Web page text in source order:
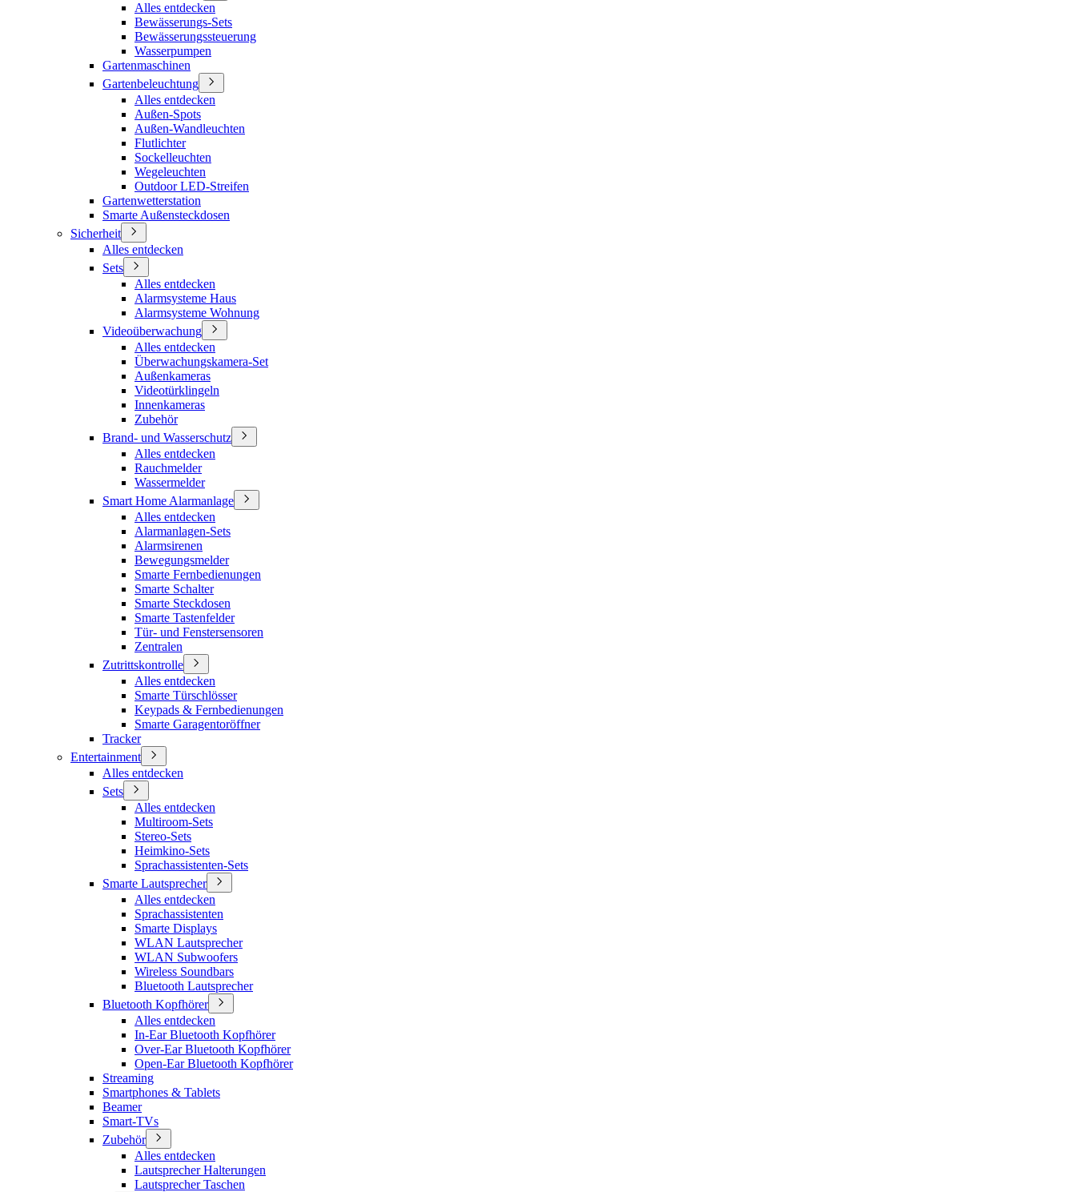
Alles entdecken
Bewässerungs-Sets
Bewässerungssteuerung
Wasserpumpen
Gartenmaschinen
Gartenbeleuchtung
Alles entdecken
Außen-Spots
Außen-Wandleuchten
Flutlichter
Sockelleuchten
Wegeleuchten
Outdoor LED-Streifen
Gartenwetterstation
Smarte Außensteckdosen
Sicherheit
Alles entdecken
Sets
Alles entdecken
Alarmsysteme Haus
Alarmsysteme Wohnung
Videoüberwachung
Alles entdecken
Überwachungskamera-Set
Außenkameras
Videotürklingeln
Innenkameras
Zubehör
Brand- und Wasserschutz
Alles entdecken
Rauchmelder
Wassermelder
Smart Home Alarmanlage
Alles entdecken
Alarmanlagen-Sets
Alarmsirenen
Bewegungsmelder
Smarte Fernbedienungen
Smarte Schalter
Smarte Steckdosen
Smarte Tastenfelder
Tür- und Fenstersensoren
Zentralen
Zutrittskontrolle
Alles entdecken
Smarte Türschlösser
Keypads & Fernbedienungen
Smarte Garagentoröffner
Tracker
Entertainment
Alles entdecken
Sets
Alles entdecken
Multiroom-Sets
Stereo-Sets
Heimkino-Sets
Sprachassistenten-Sets
Smarte Lautsprecher
Alles entdecken
Sprachassistenten
Smarte Displays
WLAN Lautsprecher
WLAN Subwoofers
Wireless Soundbars
Bluetooth Lautsprecher
Bluetooth Kopfhörer
Alles entdecken
In-Ear Bluetooth Kopfhörer
Over-Ear Bluetooth Kopfhörer
Open-Ear Bluetooth Kopfhörer
Streaming
Smartphones & Tablets
Beamer
Smart-TVs
Zubehör
Alles entdecken
Lautsprecher Halterungen
Lautsprecher Taschen